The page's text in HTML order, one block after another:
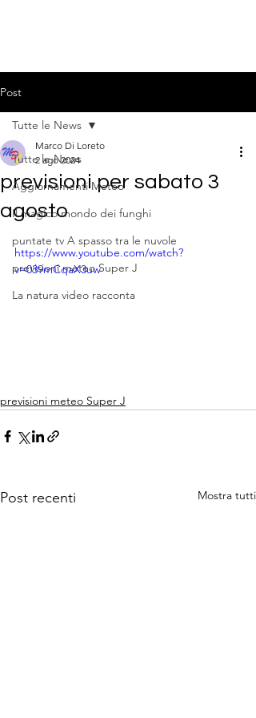
Post
Tutte le News
Aggiornamenti Meteo
Il magico mondo dei funghi
puntate tv A spasso tra le nuvole
previsioni meteo Super J
La natura video racconta
Tutte le News
previsioni per sabato 3
agosto
Marco Di Loreto
2 ago 2024
https://www.youtube.com/watch?
v=039mCqaX3uw
previsioni meteo Super J
Post recenti Mostra tutti